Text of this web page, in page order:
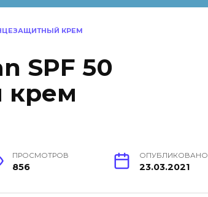
КРЕМ
SPF 50
крем
ПРОСМОТРОВ
856
ОПУБЛИКОВАНО
23.03.2021